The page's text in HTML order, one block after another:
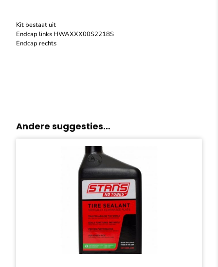
Kit bestaat uit
Endcap links HWAXXX00S2218S
Endcap rechts
Andere suggesties…